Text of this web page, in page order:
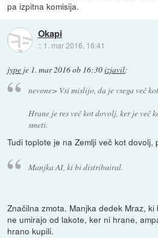
pa izpitna komisija.
Okapi
:: 1. mar 2016, 16:41
jype je 1. mar 2016 ob 16:30izjavil:
nevone> Vsi mislijo, da je vsega več
Hrane je res več kot dovolj, ker je več
smeti.
Tudi toplote je na Zemlji več kot
Manjka AI, ki bi distribuiral.
Značilna zmota. Manjka dedek Mraz,
ne umirajo od lakote, ker ni hrane,
hrano kupili.